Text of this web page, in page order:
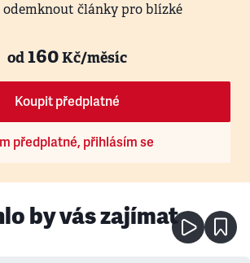
odemknout články pro blízké
od160Kč/měsíc
Koupit předplatné
předplatné, přihlásím se
by vás zajímat